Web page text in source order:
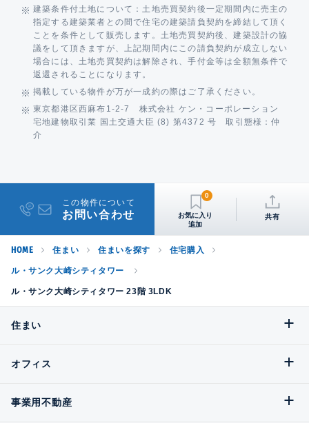
建築条件付土地について：土地売買契約後一定期間内に売主の
指定する建築業者との間で住宅の建築請負契約を締結して頂く
ことを条件として販売します。土地売買契約後、建築設計の協
議をして頂きますが、上記期間内にこの請負契約が成立しない
場合には、土地売買契約は解除され、手付金等は全額無条件で
返還されることになります。
掲載している物件が万が一成約の際はご了承ください。
東京都港区西麻布1-2-7 株式会社 ケン・コーポレーション
宅地建物取引業 国土交通大臣 (8) 第4372 号 取引態様：仲
介
この物件について
お問い合わせ
0
共有
HOME 住まい 住まいを探す 住宅購入
ル・サンク大崎シティタワー
ル・サンク大崎シティタワー 23階 3LDK
住まい
オフィス
事業用不動産